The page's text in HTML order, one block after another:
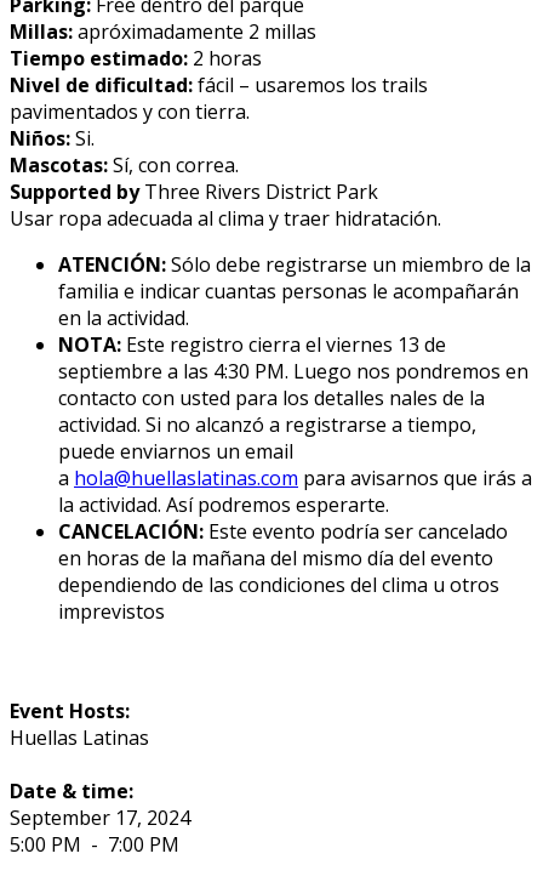
Millas:apróximadamente 2 millas
Tiempo estimado: 2 horas
Nivel de dificultad:fácil – usaremos los trails
pavimentados y con tierra.
Niños:Si.
Mascotas:Sí, con correa.
Supported byThree Rivers District Park
Usar ropa adecuada al clima y traer hidratación.
ATENCIÓN:Sólo debe registrarse un miembro de la
familia e indicar cuantas personas le acompañarán
en la actividad.
NOTA: Este registro cierra el viernes 13 de
septiembre a las 4:30 PM. Luego nos pondremos en
contacto con usted para los detalles finales de la
actividad. Si no alcanzó a registrarse a tiempo,
puede enviarnos un email
a hola@huellaslatinas.com para avisarnos que irás a
la actividad. Así podremos esperarte.
CANCELACIÓN: Este evento podría ser cancelado
en horas de la mañana del mismo día del evento
dependiendo de las condiciones del clima u otros
imprevistos
Event Hosts:
Huellas Latinas
Date & time:
September 17, 2024
5:00 PM - 7:00 PM